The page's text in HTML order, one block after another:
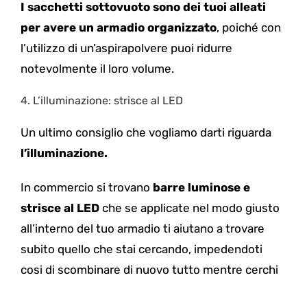
I sacchetti sottovuoto sono dei tuoi alleati
per avere un armadio organizzato, poiché con
l’utilizzo di un’aspirapolvere puoi ridurre
notevolmente il loro volume.
4. L’illuminazione: strisce al LED
Un ultimo consiglio che vogliamo darti riguarda
l’illuminazione.
In commercio si trovano barre luminose e
strisce al LEDche se applicate nel modo giusto
all’interno del tuo armadio ti aiutano a trovare
subito quello che stai cercando, impedendoti
cosi di scombinare di nuovo tutto mentre cerchi